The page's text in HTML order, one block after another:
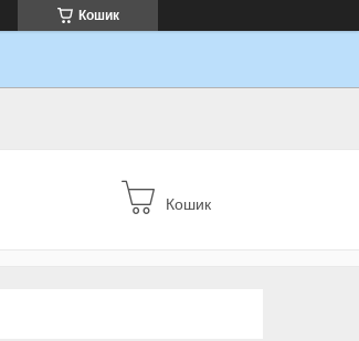
Кошик
Кошик